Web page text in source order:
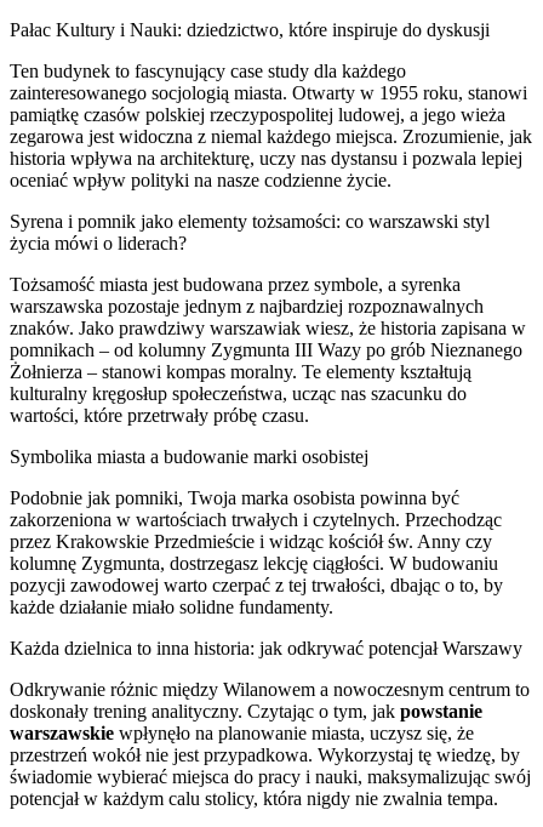
Pałac Kultury i Nauki: dziedzictwo, które inspiruje do dyskusji
Ten budynek to fascynujący case study dla każdego
zainteresowanego socjologią miasta. Otwarty w 1955 roku, stanowi
pamiątkę czasów polskiej rzeczypospolitej ludowej, a jego wieża
zegarowa jest widoczna z niemal każdego miejsca. Zrozumienie, jak
historia wpływa na architekturę, uczy nas dystansu i pozwala lepiej
oceniać wpływ polityki na nasze codzienne życie.
Syrena i pomnik jako elementy tożsamości: co warszawski styl
życia mówi o liderach?
Tożsamość miasta jest budowana przez symbole, a syrenka
warszawska pozostaje jednym z najbardziej rozpoznawalnych
znaków. Jako prawdziwy warszawiak wiesz, że historia zapisana w
pomnikach – od kolumny Zygmunta III Wazy po grób Nieznanego
Żołnierza – stanowi kompas moralny. Te elementy kształtują
kulturalny kręgosłup społeczeństwa, ucząc nas szacunku do
wartości, które przetrwały próbę czasu.
Symbolika miasta a budowanie marki osobistej
Podobnie jak pomniki, Twoja marka osobista powinna być
zakorzeniona w wartościach trwałych i czytelnych. Przechodząc
przez Krakowskie Przedmieście i widząc kościół św. Anny czy
kolumnę Zygmunta, dostrzegasz lekcję ciągłości. W budowaniu
pozycji zawodowej warto czerpać z tej trwałości, dbając o to, by
każde działanie miało solidne fundamenty.
Każda dzielnica to inna historia: jak odkrywać potencjał Warszawy
Odkrywanie różnic między Wilanowem a nowoczesnym centrum to
doskonały trening analityczny. Czytając o tym, jak powstanie
warszawskie wpłynęło na planowanie miasta, uczysz się, że
przestrzeń wokół nie jest przypadkowa. Wykorzystaj tę wiedzę, by
świadomie wybierać miejsca do pracy i nauki, maksymalizując swój
potencjał w każdym calu stolicy, która nigdy nie zwalnia tempa.